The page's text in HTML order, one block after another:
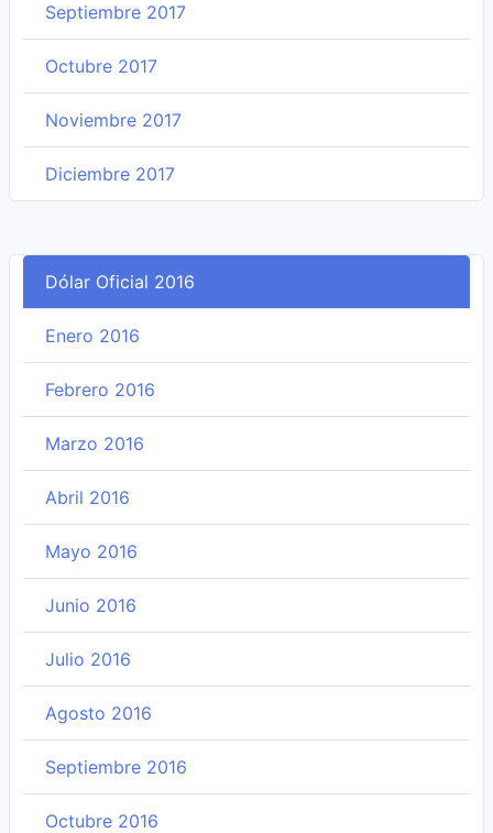
Septiembre 2017
Octubre 2017
Noviembre 2017
Diciembre 2017
Dólar Oficial 2016
Enero 2016
Febrero 2016
Marzo 2016
Abril 2016
Mayo 2016
Junio 2016
Julio 2016
Agosto 2016
Septiembre 2016
Octubre 2016